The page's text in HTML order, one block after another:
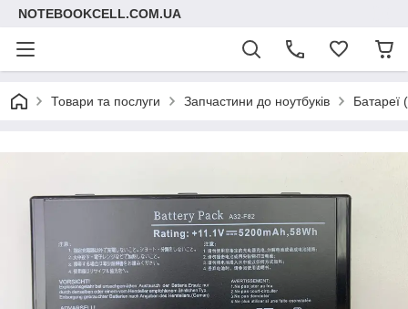
NOTEBOOKCELL.COM.UA
Товари та послуги Запчастини до ноутбуків Батареї